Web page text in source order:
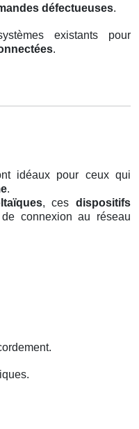
défectueuses.
existants pour
.
idéaux pour ceux qui
.
, cesdispositifs
connexion au réseau